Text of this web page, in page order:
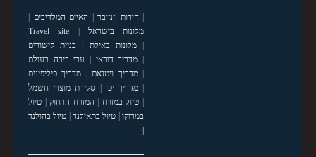
|חידות |זנזיבר | האיים המלדיבים |
מלונות בישראל |
Travel site
|מלונות באילת | בניית קישורים
| מדריך דובאי | ערי בירה בעולם
|מדריך ויטנאם | מדריך פיליפינים
|מדריך יפן | סקירת מוצרי חשמל
| טיול במזרח | המזרח הרחוק| טיול
במרוקו| טיול בתאילנד| טיול בהולנד
|